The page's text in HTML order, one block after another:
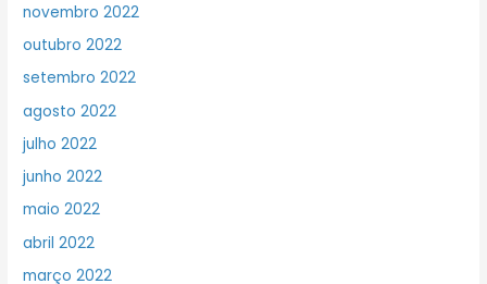
novembro 2022
outubro 2022
setembro 2022
agosto 2022
julho 2022
junho 2022
maio 2022
abril 2022
março 2022